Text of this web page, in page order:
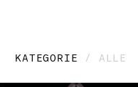
KATEGORIE / ALLE